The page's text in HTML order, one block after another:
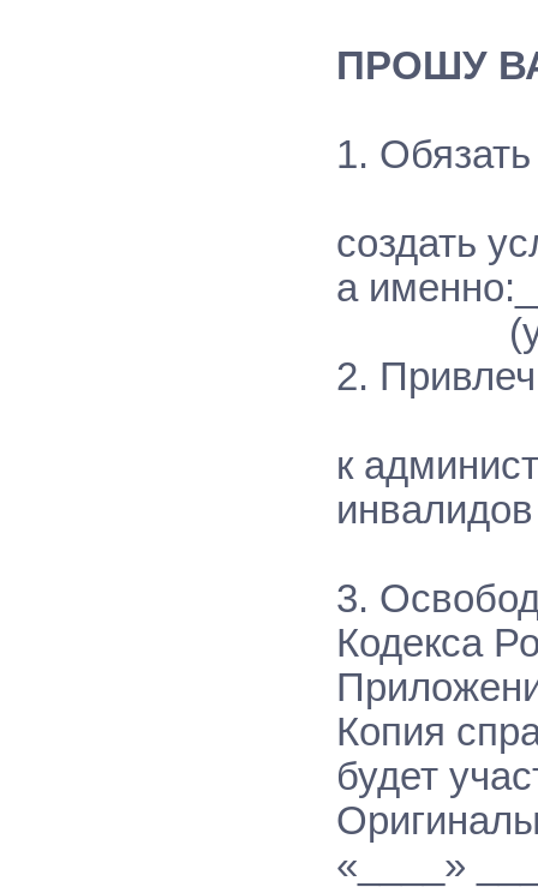
ПРОШУ
1.
создать
а
2.
к
3.
Кодекса
Копия
будет
«____»